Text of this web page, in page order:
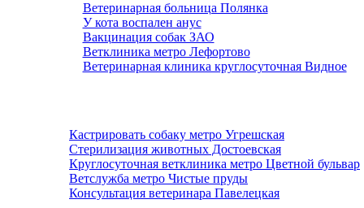
Ветеринарная больница Полянка
У кота воспален анус
Вакцинация собак ЗАО
Ветклиника метро Лефортово
Ветеринарная клиника круглосуточная Видное
Кастрировать собаку метро Угрешская
Стерилизация животных Достоевская
Круглосуточная ветклиника метро Цветной бульвар
Ветслужба метро Чистые пруды
Консультация ветеринара Павелецкая